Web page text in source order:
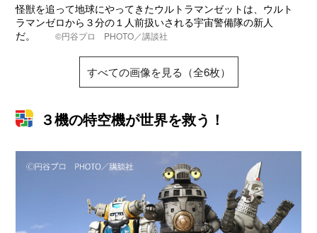
怪獣を追って地球にやってきたウルトラマンゼットは、ウルト
ラマンゼロから３分の１人前扱いされる宇宙警備隊の新人
だ。©円谷プロ PHOTO／講談社
すべての画像を見る（全6枚）
３機の特空機が世界を救う！